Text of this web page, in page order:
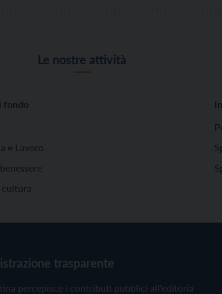
Le nostre attività
fondo
e Lavoro
cultura
trasparente
percepisce i contributi pubblici all'editoria